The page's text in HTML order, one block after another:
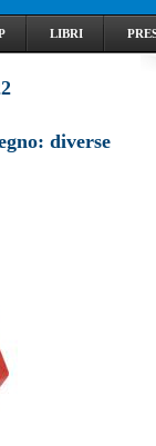
LIBRI
diverse